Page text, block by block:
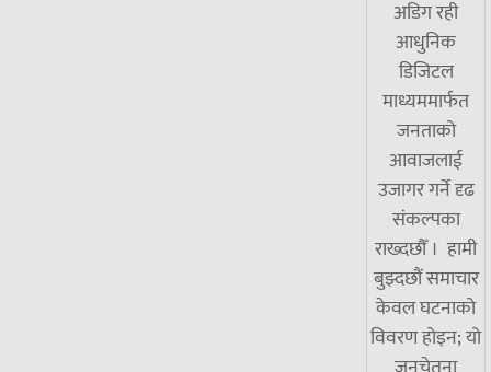
अडिग रही
आधुनिक
डिजिटल
माध्यममार्फत
जनताको
आवाजलाई
उजागर गर्ने दृढ
संकल्पका
राख्दछौँ । हामी
बुझ्दछौं समाचार
केवल घटनाको
विवरण होइन; यो